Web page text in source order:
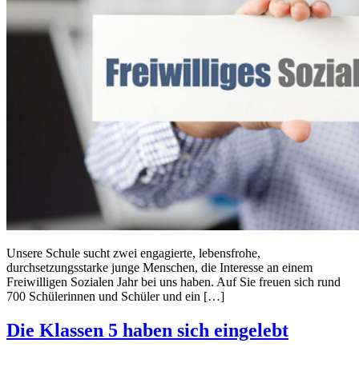
Unsere Schule sucht zwei engagierte, lebensfrohe,
durchsetzungsstarke junge Menschen, die Interesse an einem
Freiwilligen Sozialen Jahr bei uns haben. Auf Sie freuen sich rund
700 Schülerinnen und Schüler und ein […]
Die Klassen 5 haben sich eingelebt